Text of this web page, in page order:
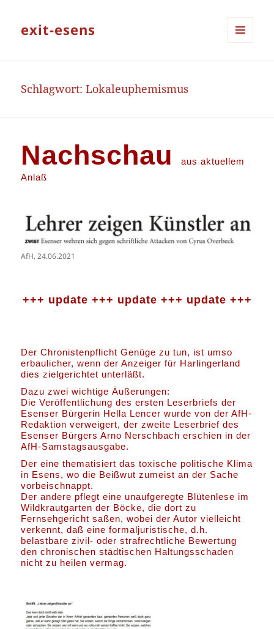
exit-esens
Schlagwort:Lokaleuphemismus
Nachschauaus aktuellem
Anlaß
AfH, 24.06.2021
+++ update +++ update +++ update +++
Der Chronistenpflicht Genüge zu tun, ist umso
erbaulicher, wenn der Anzeiger für Harlingerland
dies zielgerichtet unterläßt.
Dazu zwei wichtige Äußerungen:
Die Veröffentlichung des ersten Leserbriefs der
Esenser Bürgerin Hella Lencer wurde von der AfH-
Redaktion verweigert, der zweite Leserbrief des
Esenser Bürgers Arno Nerschbach erschien in der
AfH-Samstagsausgabe.
Der eine thematisiert das toxische politische Klima
in Esens, wo die Beißwut zumeist an der Sache
vorbeischnappt.
Der andere pflegt eine unaufgeregte Blütenlese im
Wildkrautgarten der Böcke, die dort zu
Fernsehgericht saßen, wobei der Autor vielleicht
verkennt, daß eine formaljuristische, d.h.
belastbare zivil- oder strafrechtliche Bewertung
den chronischen städtischen Haltungsschaden
nicht zu heilen vermag.